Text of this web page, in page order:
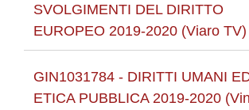
SVOLGIMENTI DEL DIRITTO
EUROPEO 2019-2020 (Viaro TV)
GIN1031784 - DIRITTI UMANI
ETICA PUBBLICA 2019-2020